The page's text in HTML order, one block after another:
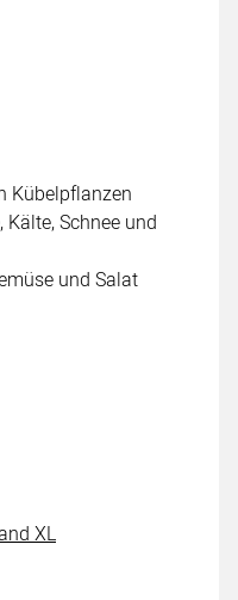
Kübelpflanzen
Kälte, Schnee und
und Salat
XL